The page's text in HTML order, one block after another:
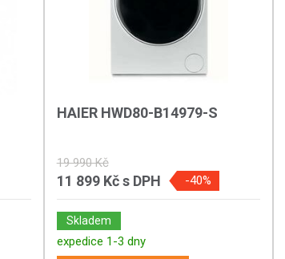
HAIER HWD80-B14979-S
19 990 Kč
11 899 Kčs DPH -40%
Skladem
expedice 1-3 dny